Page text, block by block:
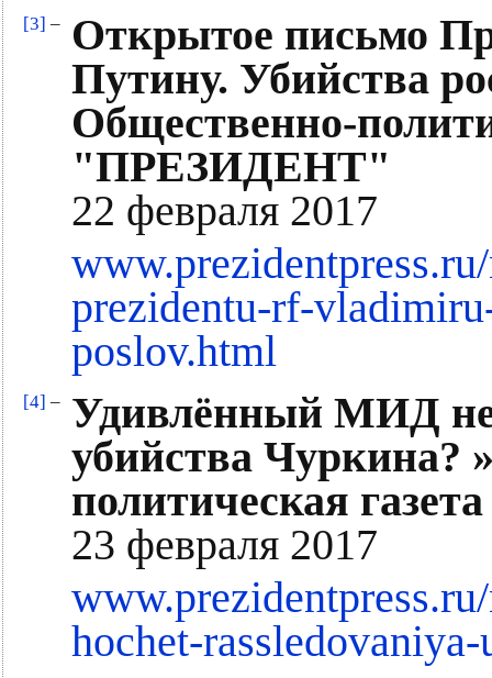
[3] –
Открытое письмо
Путину. Убийства
Общественно-
"ПРЕЗИДЕНТ"
22 февраля 2017
prezidentu-rf-
poslov.html
[4] – Удивлённый МИД не
убийства Чуркина?
политическая
23 февраля 2017
hochet-